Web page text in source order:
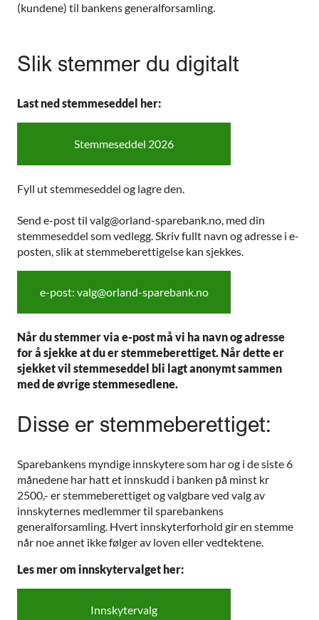
(kundene) til bankens generalforsamling.
Slik stemmer du digitalt
Last ned stemmeseddel her:
Stemmeseddel 2026
Fyll ut stemmeseddel og lagre den.
Send e-post til valg@orland-sparebank.no, med din
stemmeseddel som vedlegg. Skriv fullt navn og adresse i e-
posten, slik at stemmeberettigelse kan sjekkes.
e-post: valg@orland-sparebank.no
Når du stemmer via e-post må vi ha navn og adresse
for å sjekke at du er stemmeberettiget. Når dette er
sjekket vil stemmeseddel bli lagt anonymt sammen
med de øvrige stemmesedlene.
Disse er stemmeberettiget:
Sparebankens myndige innskytere som har og i de siste 6
månedene har hatt et innskudd i banken på minst kr
2500,- er stemmeberettiget og valgbare ved valg av
innskyternes medlemmer til sparebankens
generalforsamling. Hvert innskyterforhold gir en stemme
når noe annet ikke følger av loven eller vedtektene.
Les mer om innskytervalget her:
Innskytervalg